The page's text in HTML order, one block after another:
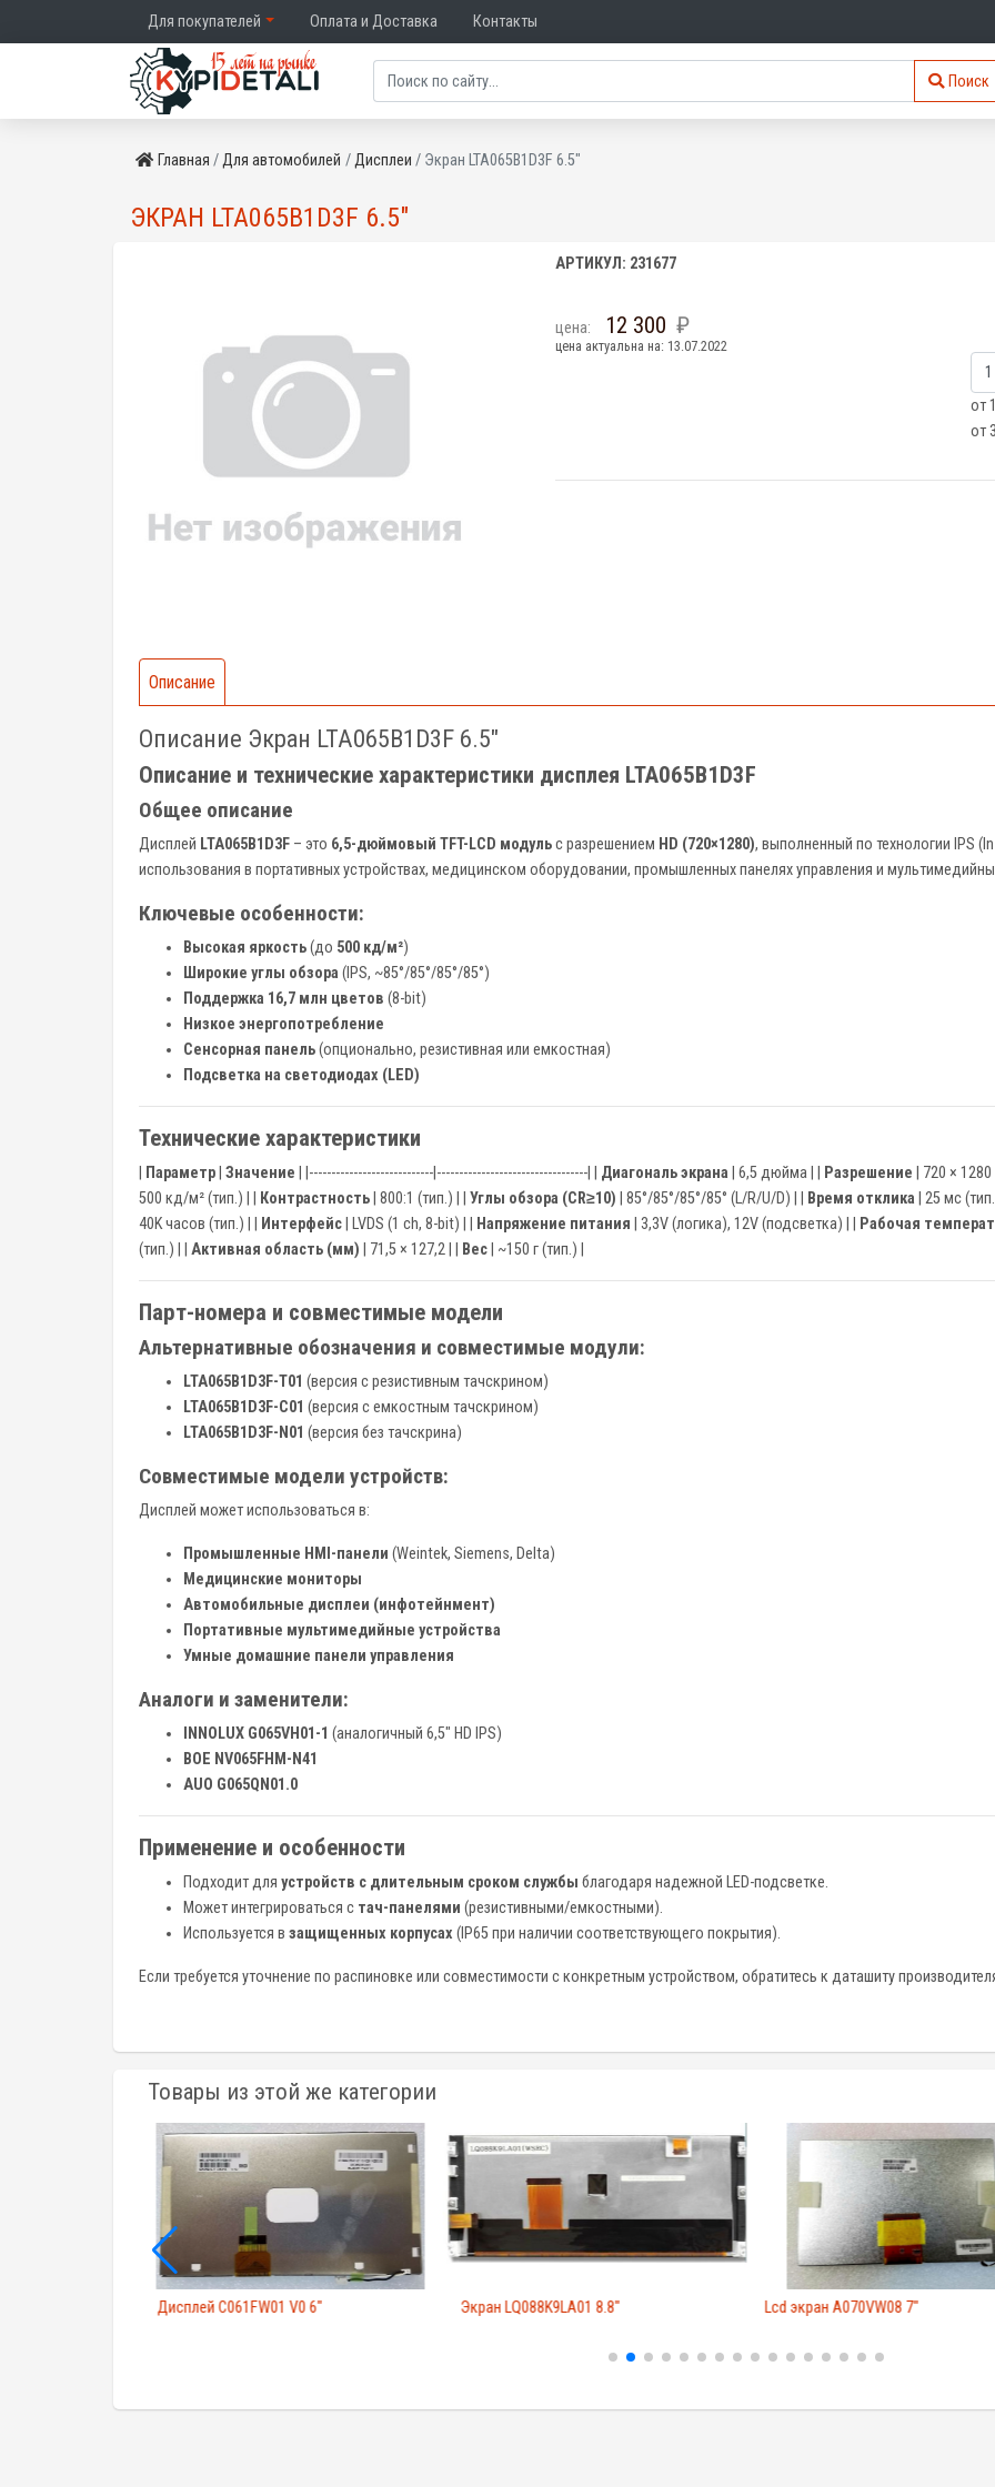
Для покупателей Оплата и Доставка Контакты
Поиск
Главная Для автомобилей Дисплеи Экран LTA065B1D3F 6.5"
ЭКРАН LTA065B1D3F 6.5"
АРТИКУЛ: 231677
цена: 12 300
цена актуальна на: 13.07.2022
от
от
Описание
Описание Экран LTA065B1D3F 6.5"
Описание и технические характеристики дисплея LTA065B1D3F
Общее описание
Дисплей LTA065B1D3F – это 6,5-дюймовый TFT-LCD модульс разрешением HD (720×1280), выполненный по технологии IPS
использования в портативных устройствах, медицинском оборудовании, промышленных панелях управления и
Ключевые особенности:
Высокая яркость(до 500 кд/м²)
Широкие углы обзора (IPS, ~85°/85°/85°/85°)
Поддержка 16,7 млн цветов (8-bit)
Низкое энергопотребление
Сенсорная панель(опционально, резистивная или емкостная)
Подсветка на светодиодах (LED)
Технические характеристики
Параметр Значение | |----------------------------|----------------------------------| | Диагональ экрана | 6,5 дюйма | | Разрешение | 720 ×
500 кд/м² (тип.) | |
Контрастность | 800:1 (тип.) | | Углы обзора (CR≥10) | 85°/85°/85°/85° (L/R/U/D) | | Время отклика | 25 мс
40K часов (тип.) | |
Интерфейс | LVDS (1 ch, 8-bit) | | Напряжение питания | 3,3V (логика), 12V (подсветка) | |
Рабочая
(тип.) | | Активная область (мм) | 71,5 × 127,2 | | Вес | ~150 г (тип.) |
Парт-номера и совместимые модели
Альтернативные обозначения и совместимые модули:
LTA065B1D3F-T01 (версия с резистивным тачскрином)
LTA065B1D3F-C01 (версия с емкостным тачскрином)
LTA065B1D3F-N01 (версия без тачскрина)
Совместимые модели устройств:
Дисплей может использоваться в:
Промышленные HMI-панели (Weintek, Siemens, Delta)
Медицинские мониторы
Автомобильные дисплеи (инфотейнмент)
Портативные мультимедийные устройства
Умные домашние панели управления
Аналоги и заменители:
INNOLUX G065VH01-1 (аналогичный 6,5" HD IPS)
BOE NV065FHM-N41
AUO G065QN01.0
Применение и особенности
Подходит для устройств с длительным сроком службы благодаря надежной LED-подсветке.
Может интегрироваться с тач-панелями (резистивными/емкостными).
Используется в защищенных корпусах (IP65 при наличии соответствующего покрытия).
Если требуется уточнение по распиновке или совместимости с конкретным устройством, обратитесь к даташиту
Товары из этой же категории
Дисплей C061FW01 V0 6" Экран LQ088K9LA01 8.8" Lcd экран A070VW08 7"